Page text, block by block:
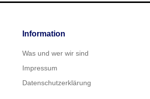
Information
Was und wer wir sind
Impressum
Datenschutzerklärung